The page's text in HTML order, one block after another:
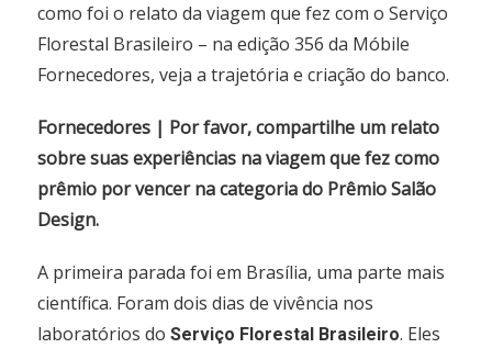
como foi o relato da viagem que fez com o Serviço
Florestal Brasileiro – na edição 356 da Móbile
Fornecedores, veja a trajetória e criação do banco.
Fornecedores | Por favor, compartilhe um relato
sobre suas experiências na viagem que fez como
prêmio por vencer na categoria do Prêmio Salão
Design.
A primeira parada foi em Brasília, uma parte mais
científica. Foram dois dias de vivência nos
laboratórios doServiço Florestal Brasileiro. Eles